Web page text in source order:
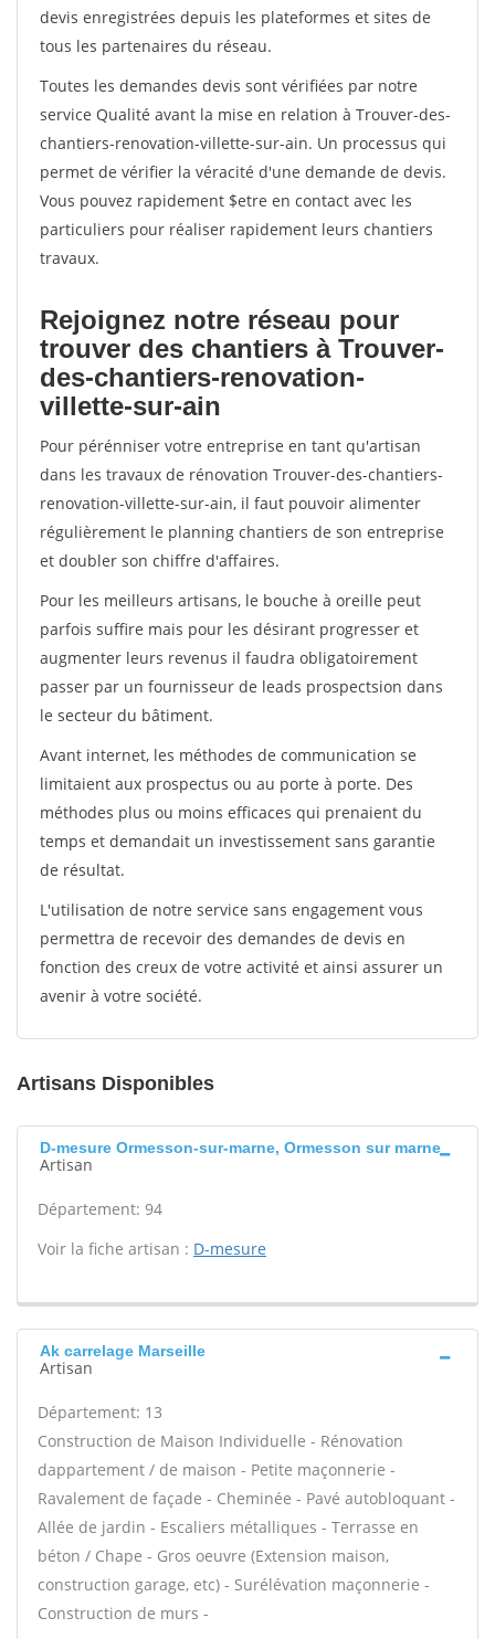
devis enregistrées depuis les plateformes et sites de
tous les partenaires du réseau.
Toutes les demandes devis sont vérifiées par notre
service Qualité avant la mise en relation à Trouver-des-
chantiers-renovation-villette-sur-ain. Un processus qui
permet de vérifier la véracité d'une demande de devis.
Vous pouvez rapidement $etre en contact avec les
particuliers pour réaliser rapidement leurs chantiers
travaux.
Rejoignez notre réseau pour
trouver des chantiers à Trouver-
des-chantiers-renovation-
villette-sur-ain
Pour pérénniser votre entreprise en tant qu'artisan
dans les travaux de rénovation Trouver-des-chantiers-
renovation-villette-sur-ain, il faut pouvoir alimenter
régulièrement le planning chantiers de son entreprise
et doubler son chiffre d'affaires.
Pour les meilleurs artisans, le bouche à oreille peut
parfois suffire mais pour les désirant progresser et
augmenter leurs revenus il faudra obligatoirement
passer par un fournisseur de leads prospectsion dans
le secteur du bâtiment.
Avant internet, les méthodes de communication se
limitaient aux prospectus ou au porte à porte. Des
méthodes plus ou moins efficaces qui prenaient du
temps et demandait un investissement sans garantie
de résultat.
L'utilisation de notre service sans engagement vous
permettra de recevoir des demandes de devis en
fonction des creux de votre activité et ainsi assurer un
avenir à votre société.
Artisans Disponibles
D-mesure Ormesson-sur-marne, Ormesson sur marne
Artisan
Département: 94
Voir la fiche artisan : D-mesure
Ak carrelage Marseille
Artisan
Département: 13
Construction de Maison Individuelle - Rénovation
dappartement / de maison - Petite maçonnerie -
Ravalement de façade - Cheminée - Pavé autobloquant -
Allée de jardin - Escaliers métalliques - Terrasse en
béton / Chape - Gros oeuvre (Extension maison,
construction garage, etc) - Surélévation maçonnerie -
Construction de murs -